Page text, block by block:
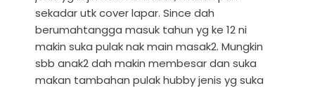
sekadar utk cover lapar. Since dah
berumahtangga masuk tahun yg ke 12 ni
makin suka pulak nak main masak2. Mungkin
sbb anak2 dah makin membesar dan suka
makan tambahan pulak hubby jenis yg suka